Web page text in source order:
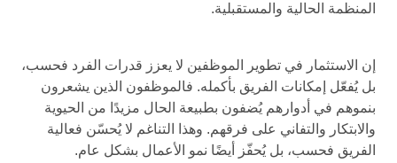
المنظمة الحالية والمستقبلية.
إن الاستثمار في تطوير الموظفين لا يعزز قدرات الفرد فحسب،
بل يُفعّل إمكانات الفريق بأكمله. فالموظفون الذين يشعرون
بنموهم في أدوارهم يُضفون بطبيعة الحال مزيدًا من الحيوية
والابتكار والتفاني على فرقهم. وهذا التناغم لا يُحسّن فعالية
الفريق فحسب، بل يُحفّز أيضًا نمو الأعمال بشكل عام.